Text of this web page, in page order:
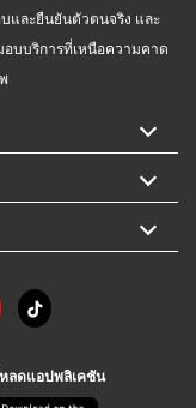
และยืนยันตัวตนจริง และ
บบริการที่เหนือความคาด
ลดแอปพลิเคชัน